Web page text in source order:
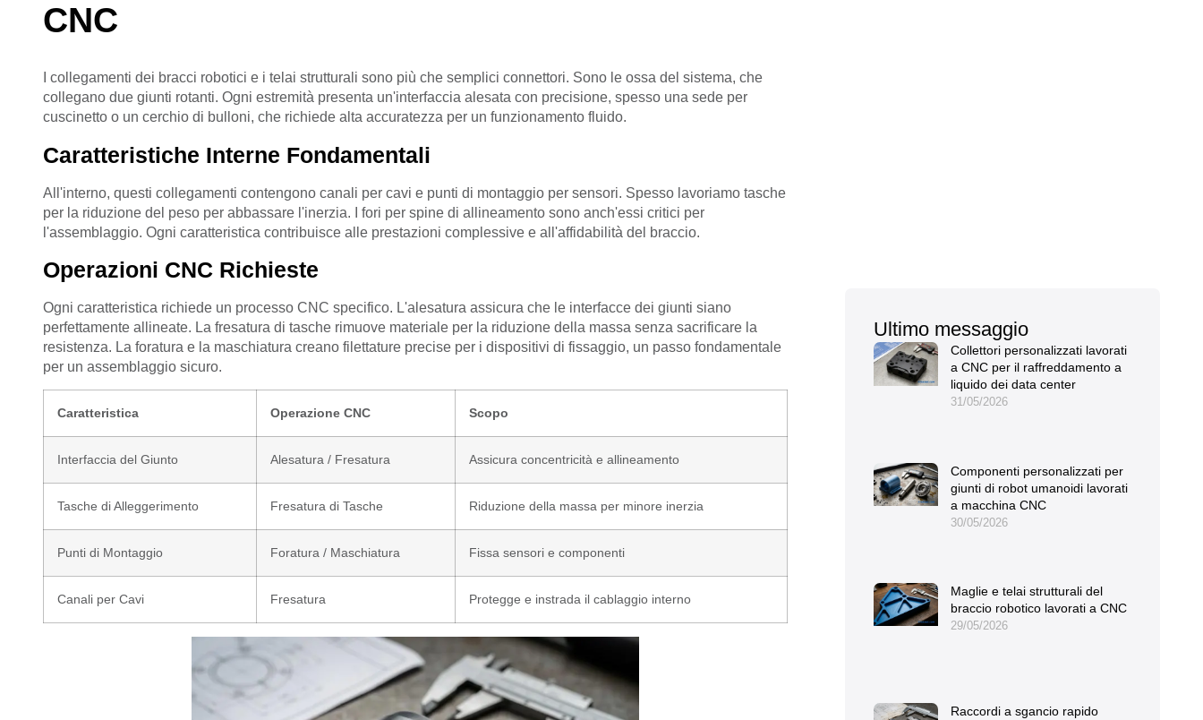
CNC
I collegamenti dei bracci robotici e i telai strutturali sono più che semplici connettori. Sono le ossa del sistema, che
collegano due giunti rotanti. Ogni estremità presenta un'interfaccia alesata con precisione, spesso una sede per
cuscinetto o un cerchio di bulloni, che richiede alta accuratezza per un funzionamento fluido.
Caratteristiche Interne Fondamentali
All'interno, questi collegamenti contengono canali per cavi e punti di montaggio per sensori. Spesso lavoriamo tasche
per la riduzione del peso per abbassare l'inerzia. I fori per spine di allineamento sono anch'essi critici per
l'assemblaggio. Ogni caratteristica contribuisce alle prestazioni complessive e all'affidabilità del braccio.
Operazioni CNC Richieste
Ogni caratteristica richiede un processo CNC specifico. L'alesatura assicura che le interfacce dei giunti siano
perfettamente allineate. La fresatura di tasche rimuove materiale per la riduzione della massa senza sacrificare la
resistenza. La foratura e la maschiatura creano filettature precise per i dispositivi di fissaggio, un passo fondamentale
per un assemblaggio sicuro.
Caratteristica Operazione CNC Scopo
Interfaccia del Giunto Alesatura / Fresatura Assicura concentricità e allineamento
Tasche di Alleggerimento Fresatura di Tasche Riduzione della massa per minore inerzia
Punti di Montaggio Foratura / Maschiatura Fissa sensori e componenti
Canali per Cavi Fresatura Protegge e instrada il cablaggio interno
Ultimo messaggio
Collettori personalizzati lavorati
a CNC per il raffreddamento a
liquido dei data center
31/05/2026
Componenti personalizzati per
giunti di robot umanoidi lavorati
a macchina CNC
30/05/2026
Maglie e telai strutturali del
braccio robotico lavorati a CNC
29/05/2026
Raccordi a sgancio rapido